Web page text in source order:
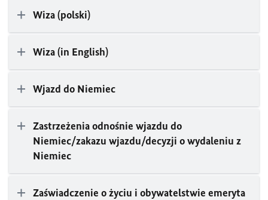
Wiza (polski)
Wiza (in English)
Wjazd do Niemiec
Zastrzeżenia odnośnie wjazdu do
Niemiec/zakazu wjazdu/decyzji o wydaleniu z
Niemiec
Zaświadczenie o życiu i obywatelstwie emeryta